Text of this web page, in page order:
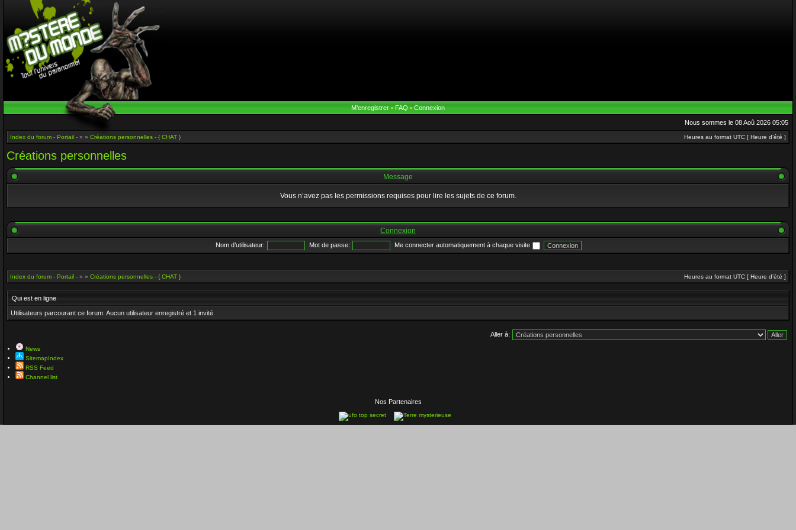
M’enregistrer • FAQ • Connexion
Nous sommes le 08 Aoû 2026 05:05
Index du forum - Portail - » » Créations personnelles - { CHAT } Heures au format UTC [ Heure d’été ]
Créations personnelles
Message
Vous n’avez pas les permissions requises pour lire les sujets de ce forum.
Connexion
Nom d’utilisateur: Mot de passe: Me connecter automatiquement à chaque visite
Index du forum - Portail - » » Créations personnelles - { CHAT } Heures au format UTC [ Heure d’été ]
Qui est en ligne
Utilisateurs parcourant ce forum: Aucun utilisateur enregistré et 1 invité
Aller à:
News
SitemapIndex
RSS Feed
Channel list
Nos Partenaires